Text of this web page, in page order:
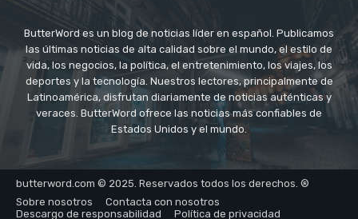
ButterWord es un blog de noticias líder en español. Publicamos
las últimas noticias de alta calidad sobre el mundo, el estilo de
vida, los negocios, la política, el entretenimiento, los viajes, los
deportes y la tecnología. Nuestros lectores, principalmente de
Latinoamérica, disfrutan diariamente de noticias auténticas y
veraces. ButterWord ofrece las noticias más confiables de
Estados Unidos y el mundo.
butterword.com © 2025. Reservados todos los derechos. ®
Sobre nosotros
Contacta con nosotros
Descargo de responsabilidad
Política de privacidad